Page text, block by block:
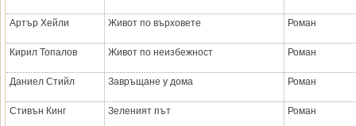
Артър Хейли Живот по върховете Роман
Кирил Топалов Живот по неизбежност Роман
Даниел Стийл Завръщане у дома Роман
Стивън Кинг Зеленият път Роман